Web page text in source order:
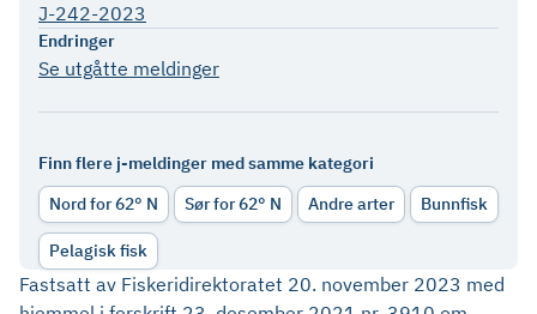
J-242-2023
Endringer
Se utgåtte meldinger
Finn flere j-meldinger med samme kategori
Nord for 62° N
Sør for 62° N Andre arter Bunnfisk
Pelagisk fisk
Fastsatt av Fiskeridirektoratet 20. november 2023 med